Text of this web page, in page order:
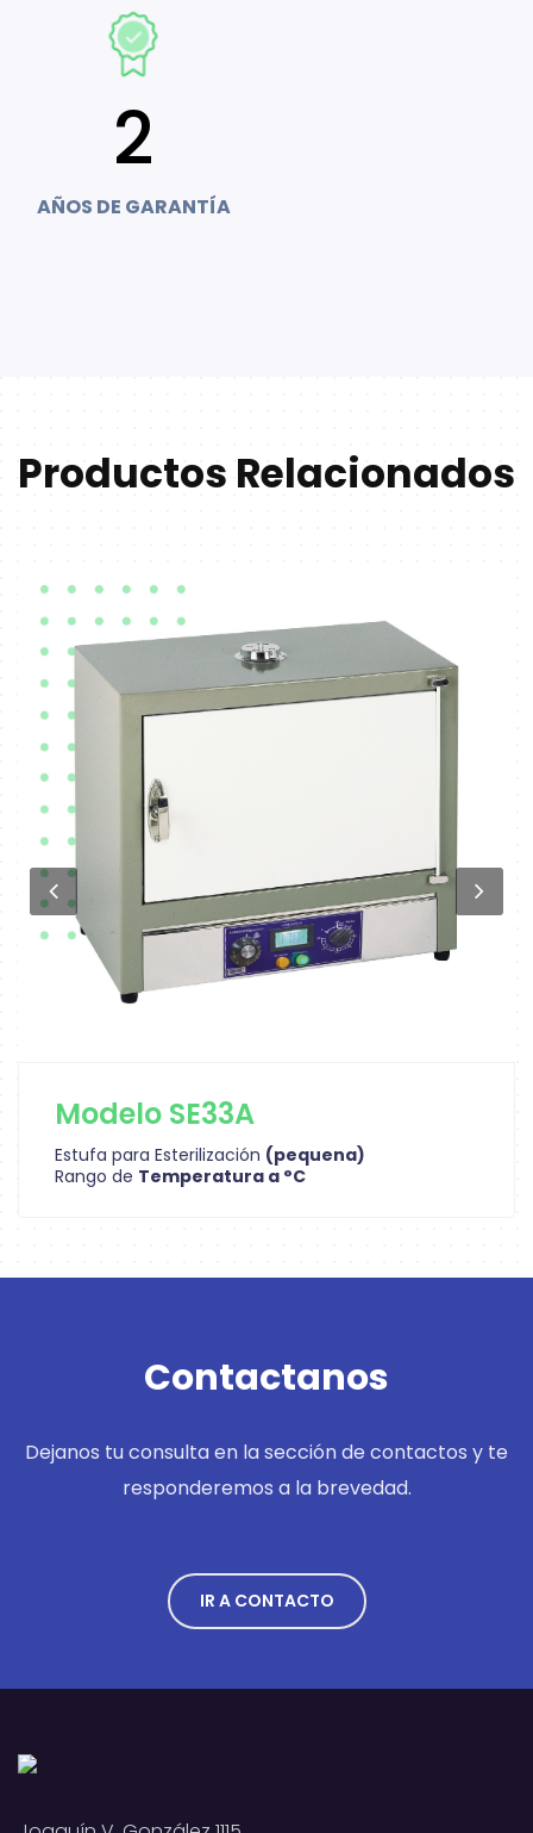
2
AÑOS DE GARANTÍA
Productos Relacionados
Modelo SE33A
Estufa para Esterilización (pequena)
Rango de Temperatura a °C
Contactanos
Dejanos tu consulta en la sección de contactos y te
responderemos a la brevedad.
IR A CONTACTO